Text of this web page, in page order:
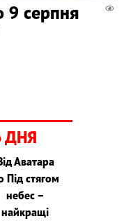
9 серпня
ДНЯ
Аватара
Під стягом
небес –
найкращі